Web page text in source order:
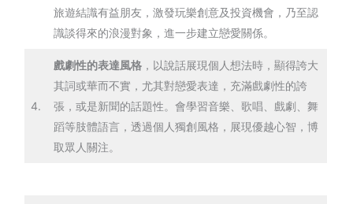
旅遊結識有益朋友，激發玩樂創意及投資機會，乃至認
識談得來的浪漫對象，進一步建立戀愛關係。
4.
戲劇性的表達風格 ，以說話展現個人想法時，顯得誇大
其詞或華而不實，尤其對戀愛表達，充滿戲劇性的誇
張，或是新聞的話題性。會學習音樂、歌唱、戲劇、舞
蹈等肢體語言，透過個人獨創風格，展現優越心智，博
取眾人關注。